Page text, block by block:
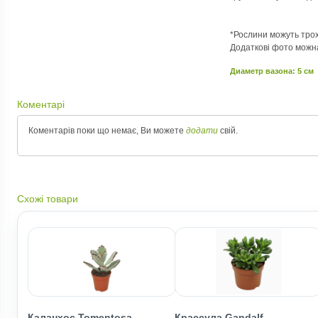
*Рослини можуть
Додаткові фото
Диаметр вазона: 5 см
Коментарі
Коментарів поки що немає, Ви можете додати свій.
Схожі товари